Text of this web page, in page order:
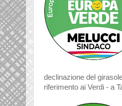
declinazione del
riferimento ai Verdi - a